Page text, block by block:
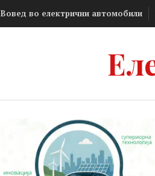
Вовед во електрични автомобили